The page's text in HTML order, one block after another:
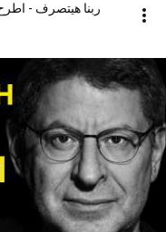
ربنا هيتصرف -